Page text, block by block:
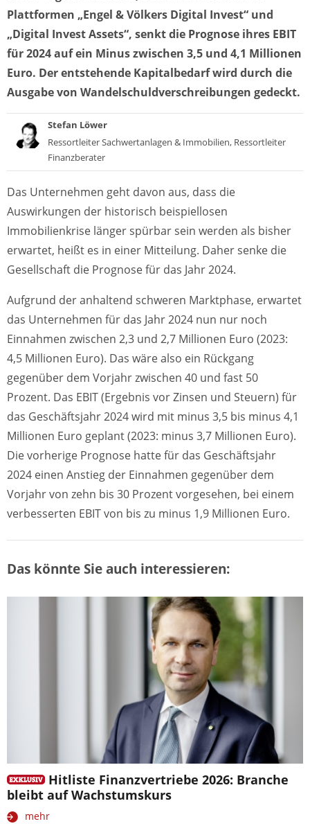
Plattformen „Engel & Völkers Digital Invest“ und
„Digital Invest Assets“, senkt die Prognose ihres EBIT
für 2024 auf ein Minus zwischen 3,5 und 4,1 Millionen
Euro. Der entstehende Kapitalbedarf wird durch die
Ausgabe von Wandelschuldverschreibungen gedeckt.
Stefan Löwer
Ressortleiter Sachwertanlagen & Immobilien, Ressortleiter
Finanzberater
Das Unternehmen geht davon aus, dass die
Auswirkungen der historisch beispiellosen
Immobilienkrise länger spürbar sein werden als bisher
erwartet, heißt es in einer Mitteilung. Daher senke die
Gesellschaft die Prognose für das Jahr 2024.
Aufgrund der anhaltend schweren Marktphase, erwartet
das Unternehmen für das Jahr 2024 nun nur noch
Einnahmen zwischen 2,3 und 2,7 Millionen Euro (2023:
4,5 Millionen Euro). Das wäre also ein Rückgang
gegenüber dem Vorjahr zwischen 40 und fast 50
Prozent. Das EBIT (Ergebnis vor Zinsen und Steuern) für
das Geschäftsjahr 2024 wird mit minus 3,5 bis minus 4,1
Millionen Euro geplant (2023: minus 3,7 Millionen Euro).
Die vorherige Prognose hatte für das Geschäftsjahr
2024 einen Anstieg der Einnahmen gegenüber dem
Vorjahr von zehn bis 30 Prozent vorgesehen, bei einem
verbesserten EBIT von bis zu minus 1,9 Millionen Euro.
Das könnte Sie auch interessieren:
Hitliste Finanzvertriebe 2026: Branche
bleibt auf Wachstumskurs
mehr